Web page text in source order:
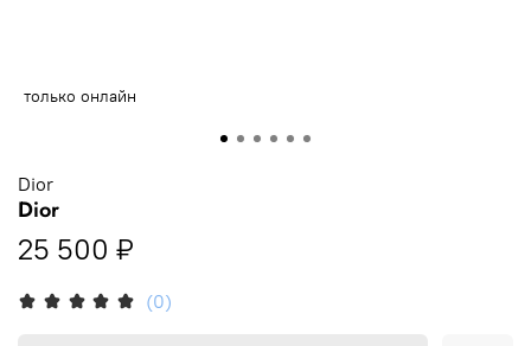
только онлайн
(0)
Dior
Dior
25 500 ₽